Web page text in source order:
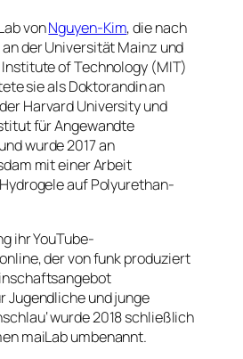
vonNguyen-Kim, die nach
der Universität Mainz und
of Technology (MIT)
sie als Doktorandin an
Harvard University und
für Angewandte
wurde 2017 an
mit einer Arbeit
auf Polyurethan-
ihr YouTube-
der von funk produziert
Jugendliche und junge
wurde 2018 schließlich
maiLab umbenannt.